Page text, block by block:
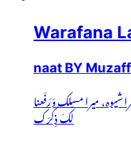
Warafana
naat BY
شیوہ، میرا مسلک وَرَفَعنا
لَکَ ذِکرَک